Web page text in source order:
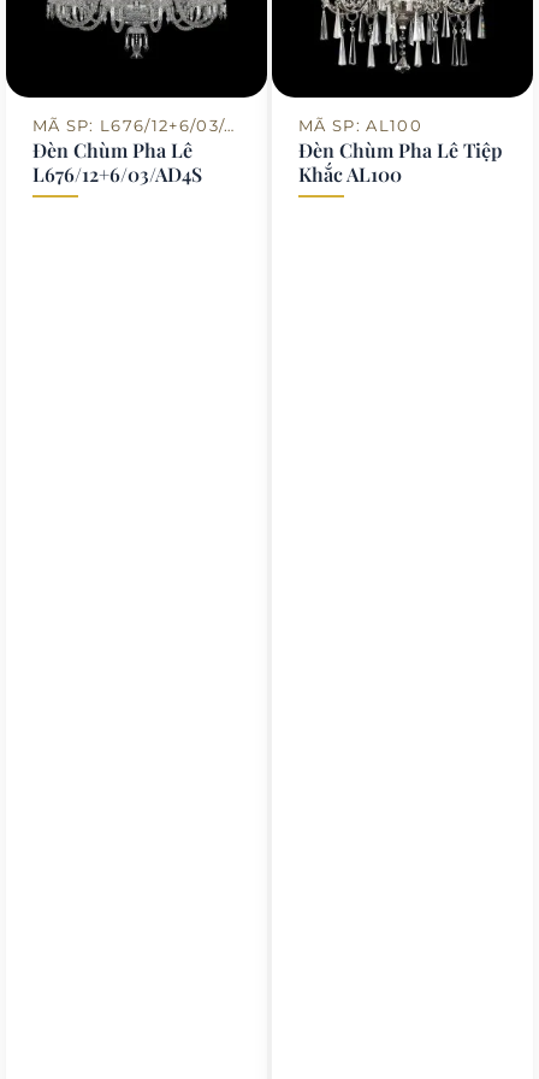
MÃ SP: L676/12+6/03/AD4S
Đèn Chùm Pha Lê
L676/12+6/03/AD4S
MÃ SP: AL100
Đèn Chùm Pha Lê Tiệp
Khắc AL100